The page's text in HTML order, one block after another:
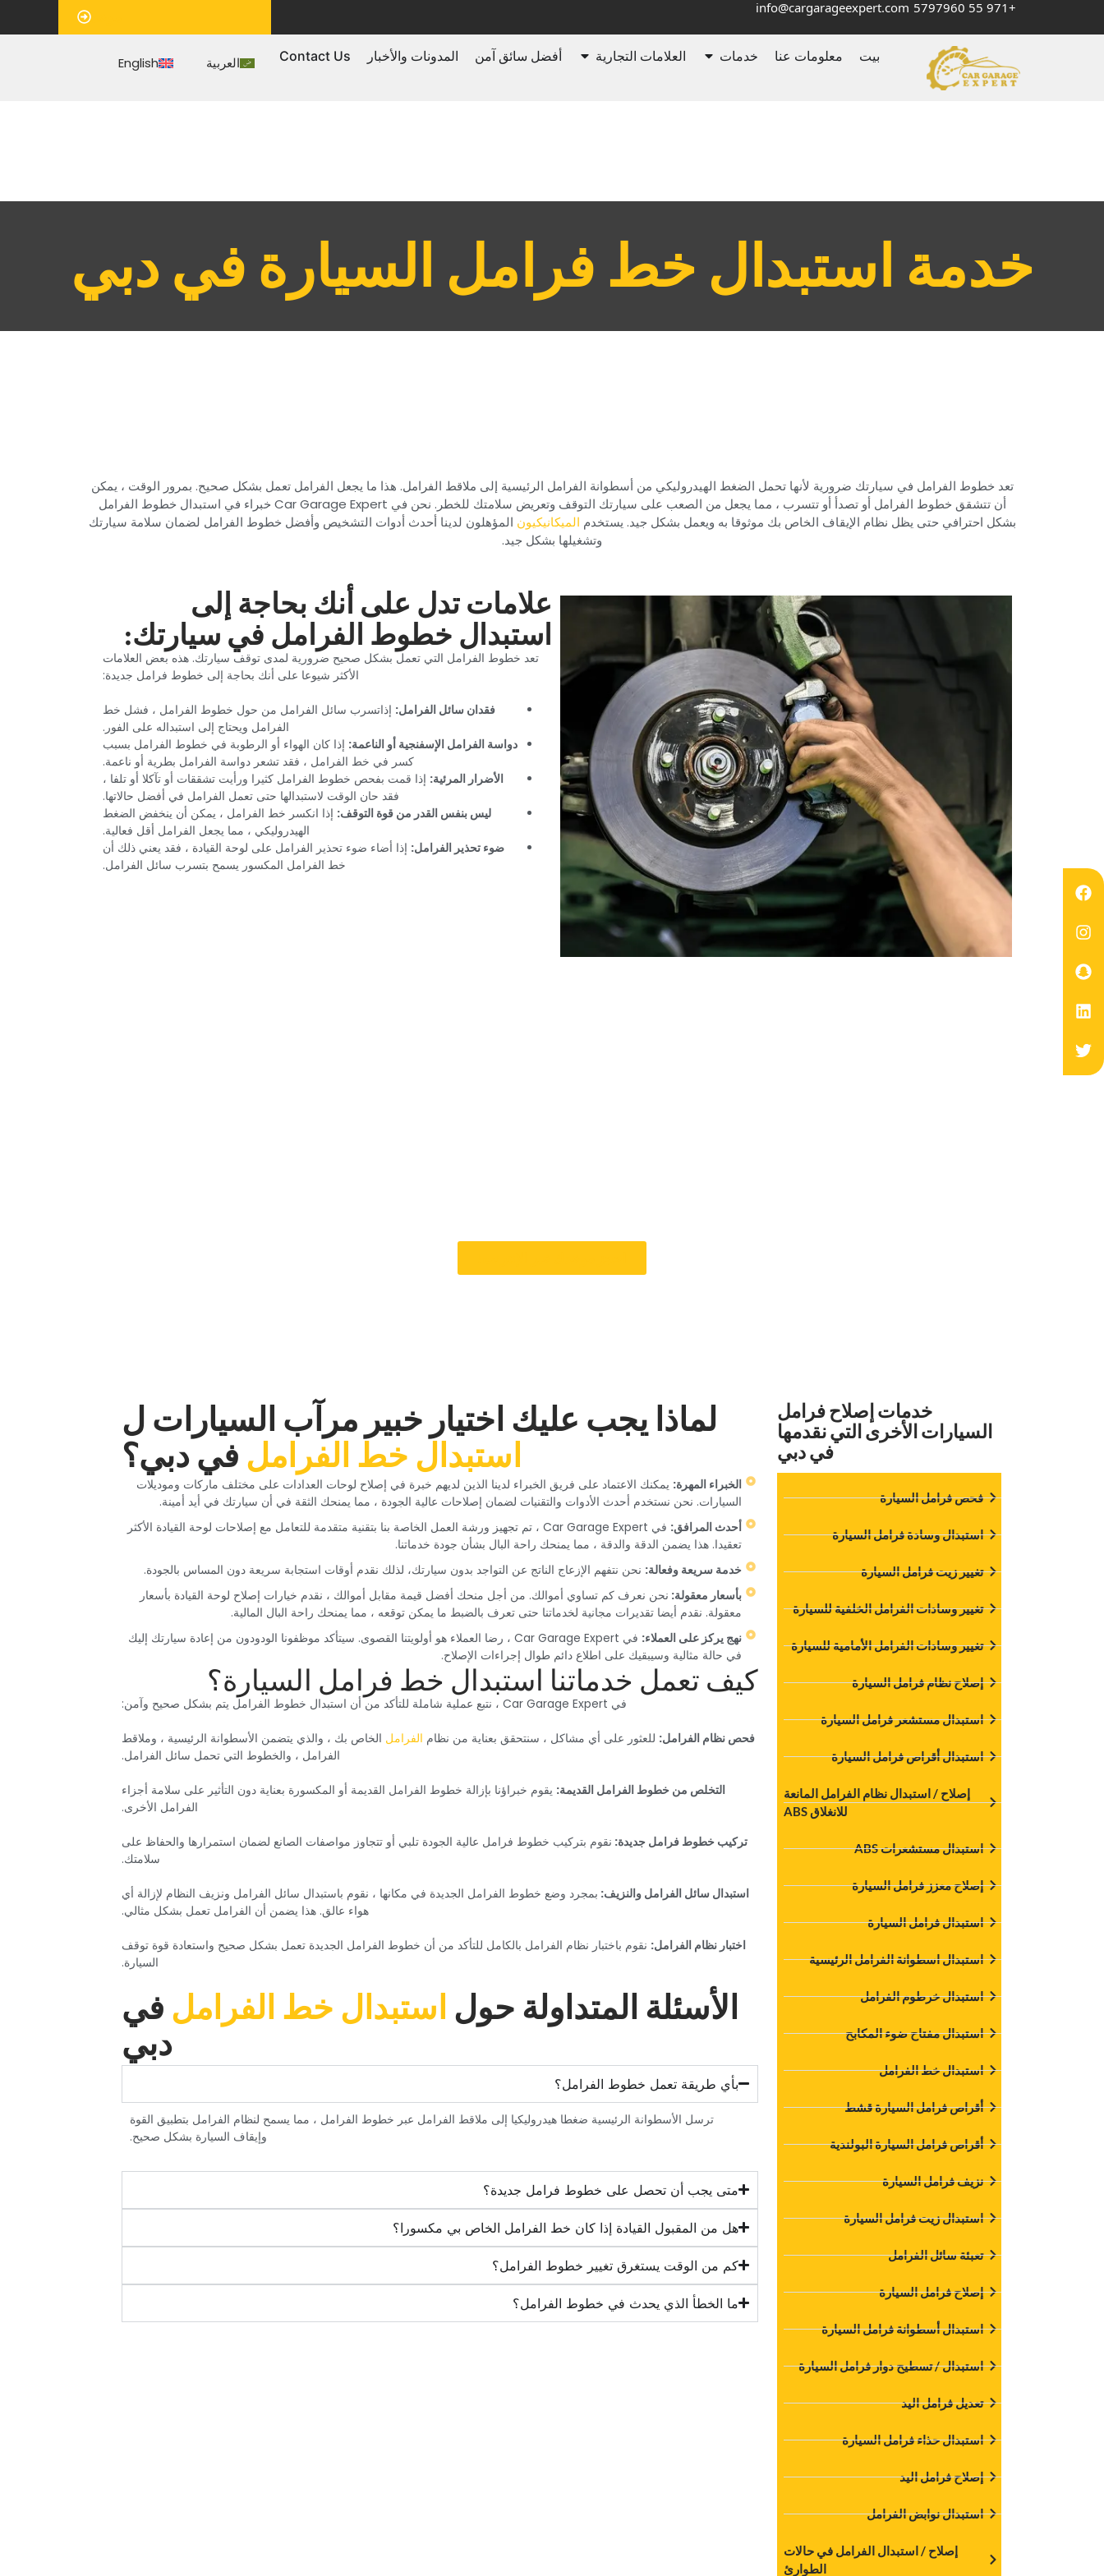
+971 55 5797960
info@cargarageexpert.com
‏موعد‏
بيت معلومات عنا خدمات العلامات التجارية أفضل سائق آمن المدونات والأخبار Contact Us العربية English
‏خدمة استبدال خط فرامل السيارة في دبي‏
‏تعد خطوط الفرامل في سيارتك ضرورية لأنها تحمل الضغط الهيدروليكي من أسطوانة الفرامل الرئيسية إلى ملاقط الفرامل. هذا ما يجعل الفرامل تعمل بشكل صحيح. بمرور الوقت ، يمكن
أن تتشقق خطوط الفرامل أو تصدأ أو تتسرب ، مما يجعل من الصعب على سيارتك التوقف وتعريض سلامتك للخطر. نحن في Car Garage Expert خبراء في استبدال خطوط الفرامل
بشكل احترافي حتى يظل نظام الإيقاف الخاص بك موثوقا به ويعمل بشكل جيد. يستخدم الميكانيكيون المؤهلون لدينا أحدث أدوات التشخيص وأفضل خطوط الفرامل لضمان سلامة سيارتك
وتشغيلها بشكل جيد.‏
‏علامات تدل على أنك بحاجة إلى
استبدال خطوط الفرامل في سيارتك:‏
‏تعد خطوط الفرامل التي تعمل بشكل صحيح ضرورية لمدى توقف سيارتك. هذه بعض العلامات
الأكثر شيوعا على أنك بحاجة إلى خطوط فرامل جديدة:‏
‏فقدان سائل الفرامل:‏ ‏ إذا‏‏تسرب سائل الفرامل من حول خطوط الفرامل ، فشل خط
الفرامل ويحتاج إلى استبداله على الفور.‏
‏دواسة الفرامل الإسفنجية أو الناعمة:‏ ‏إذا كان الهواء أو الرطوبة في خطوط الفرامل بسبب
كسر في خط الفرامل ، فقد تشعر دواسة الفرامل بطرية أو ناعمة.‏
‏الأضرار المرئية:‏ ‏إذا قمت بفحص خطوط الفرامل كثيرا ورأيت تشققات أو تآكلا أو تلفا ،
فقد حان الوقت لاستبدالها حتى تعمل الفرامل في أفضل حالاتها.‏
‏ليس بنفس القدر من قوة التوقف:‏ ‏إذا انكسر خط الفرامل ، يمكن أن ينخفض الضغط
الهيدروليكي ، مما يجعل الفرامل أقل فعالية.‏
‏ضوء تحذير الفرامل:‏ ‏إذا أضاء ضوء تحذير الفرامل على لوحة القيادة ، فقد يعني ذلك أن
خط الفرامل المكسور يسمح بتسرب سائل الفرامل.‏
‏خدمات إصلاح فرامل
السيارات الأخرى التي نقدمها
في دبي‏
‏فحص فرامل السيارة‏
استبدال وسادة فرامل السيارة
‏تغيير زيت فرامل السيارة‏
‏تغيير وسادات الفرامل الخلفية للسيارة‏
‏تغيير وسادات الفرامل الأمامية للسيارة‏
‏إصلاح نظام فرامل السيارة‏
‏استبدال مستشعر فرامل السيارة‏
‏استبدال أقراص فرامل السيارة‏
‏إصلاح / استبدال نظام الفرامل المانعة
للانغلاق ABS‏
‏استبدال مستشعرات ABS‏
‏إصلاح معزز فرامل السيارة‏
‏استبدال فرامل السيارة‏
‏استبدال اسطوانة الفرامل الرئيسية‏
‏استبدال خرطوم الفرامل‏
استبدال مفتاح ضوء المكابح
‏استبدال خط الفرامل‏
‏أقراص فرامل السيارة قشط‏
‏أقراص فرامل السيارة البولندية‏
‏نزيف فرامل السيارة‏
‏استبدال زيت فرامل السيارة‏
‏تعبئة سائل الفرامل‏
‏إصلاح فرامل السيارة‏
‏استبدال أسطوانة فرامل السيارة‏
‏استبدال / تسطيح دوار فرامل السيارة‏
‏تعديل فرامل اليد‏
‏استبدال حذاء فرامل السيارة‏
‏إصلاح فرامل اليد‏
‏استبدال نوابض الفرامل‏
‏إصلاح / استبدال الفرامل في حالات
الطوارئ‏
‏لماذا يجب عليك اختيار خبير مرآب السيارات ل‏
‏استبدال خط الفرامل‏ ‏في دبي؟‏
‏الخبراء المهرة:‏ ‏ يمكنك الاعتماد على فريق الخبراء لدينا الذين لديهم خبرة في إصلاح لوحات العدادات على مختلف ماركات وموديلات
السيارات. نحن نستخدم أحدث الأدوات والتقنيات لضمان إصلاحات عالية الجودة ، مما يمنحك الثقة في أن سيارتك في أيد أمينة.‏
‏أحدث المرافق:‏
‏ في Car Garage Expert ، تم تجهيز ورشة العمل الخاصة بنا بتقنية متقدمة للتعامل مع إصلاحات لوحة القيادة الأكثر
تعقيدا. هذا يضمن الدقة والدقة ، مما يمنحك راحة البال بشأن جودة خدماتنا.‏
‏خدمة سريعة وفعالة:‏ ‏ نحن نتفهم الإزعاج الناتج عن التواجد بدون سيارتك، لذلك نقدم أوقات استجابة سريعة دون المساس بالجودة.‏
‏بأسعار معقولة: ‏ ‏نحن نعرف كم تساوي أموالك. من أجل منحك أفضل قيمة مقابل أموالك ، نقدم خيارات إصلاح لوحة القيادة بأسعار
معقولة. نقدم أيضا تقديرات مجانية لخدماتنا حتى تعرف بالضبط ما يمكن توقعه ، مما يمنحك راحة البال المالية.‏
‏نهج يركز على العملاء:‏
‏ في Car Garage Expert ، رضا العملاء هو أولويتنا القصوى. سيتأكد موظفونا الودودون من إعادة سيارتك إليك
في حالة مثالية وسيبقيك على اطلاع دائم طوال إجراءات الإصلاح.‏
‏كيف تعمل خدماتنا استبدال خط فرامل السيارة؟‏
‏في Car Garage Expert ، نتبع عملية شاملة للتأكد من أن استبدال خطوط الفرامل يتم بشكل صحيح وآمن:‏
‏فحص نظام الفرامل: ‏‏للعثور على أي مشاكل ، سنتحقق بعناية من نظام الفرامل الخاص بك ، والذي يتضمن الأسطوانة الرئيسية ، وملاقط
الفرامل ، والخطوط التي تحمل سائل الفرامل.‏
‏التخلص من خطوط الفرامل القديمة:‏ ‏ يقوم خبراؤنا بإزالة خطوط الفرامل القديمة أو المكسورة بعناية دون التأثير على سلامة أجزاء
الفرامل الأخرى.‏
‏تركيب خطوط فرامل جديدة: ‏ ‏نقوم بتركيب خطوط فرامل عالية الجودة تلبي أو تتجاوز مواصفات الصانع لضمان استمرارها والحفاظ على
سلامتك.‏
‏استبدال سائل الفرامل والنزيف:‏ ‏بمجرد وضع خطوط الفرامل الجديدة في مكانها ، نقوم باستبدال سائل الفرامل ونزيف النظام لإزالة أي
هواء عالق. هذا يضمن أن الفرامل تعمل بشكل مثالي.‏
‏اختبار نظام الفرامل:‏ ‏ نقوم باختبار نظام الفرامل بالكامل للتأكد من أن خطوط الفرامل الجديدة تعمل بشكل صحيح واستعادة قوة توقف
السيارة.‏
‏الأسئلة المتداولة حول‏ ‏استبدال خط الفرامل‏ ‏في
دبي‏
‏بأي طريقة تعمل خطوط الفرامل؟‏
‏ترسل الأسطوانة الرئيسية ضغطا هيدروليكيا إلى ملاقط الفرامل عبر خطوط الفرامل ، مما يسمح لنظام الفرامل بتطبيق القوة
وإيقاف السيارة بشكل صحيح.‏
‏متى يجب أن تحصل على خطوط فرامل جديدة؟‏
‏هل من المقبول القيادة إذا كان خط الفرامل الخاص بي مكسورا؟‏
‏كم من الوقت يستغرق تغيير خطوط الفرامل؟‏
‏ما الخطأ الذي يحدث في خطوط الفرامل؟‏